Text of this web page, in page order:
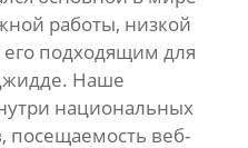
работы, низкой
его подходящим для
Наше
национальных
посещаемость веб-